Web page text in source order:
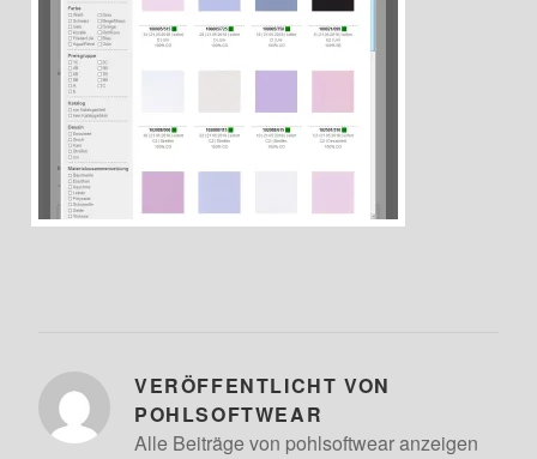
VERÖFFENTLICHT VON
POHLSOFTWEAR
Alle Beiträge von pohlsoftwear anzeigen